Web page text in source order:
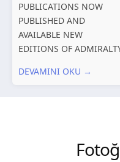
PUBLICATIONS NOW
PUBLISHED AND
AVAILABLE NEW
EDITIONS OF
PUBLICATIONS New
remarks 127 Korea
DEVAMINI OKU →